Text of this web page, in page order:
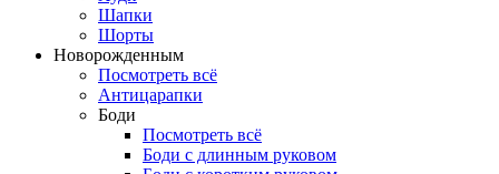
Шапки
Шорты
Новорожденным
Посмотреть всё
Антицарапки
Боди
Посмотреть всё
Боди с длинным руковом